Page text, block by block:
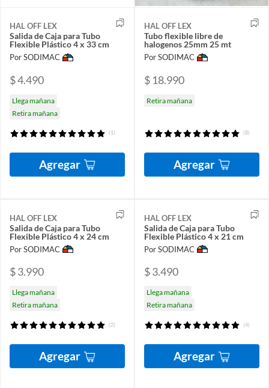
HAL OFF LEX
Salida de Caja para Tubo
Flexible Plástico 4 x 33 cm
Por SODIMAC
$ 4.490
Llega mañana
Retira mañana
(1)
Agregar
HAL OFF LEX
Tubo flexible libre de
halogenos 25mm 25 mt
Por SODIMAC
$ 18.990
Retira mañana
(8)
Agregar
HAL OFF LEX
Salida de Caja para Tubo
Flexible Plástico 4 x 24 cm
Por SODIMAC
$ 3.990
Llega mañana
Retira mañana
(2)
Agregar
HAL OFF LEX
Salida de Caja para Tubo
Flexible Plástico 4 x 21 cm
Por SODIMAC
$ 3.490
Llega mañana
Retira mañana
(4)
Agregar